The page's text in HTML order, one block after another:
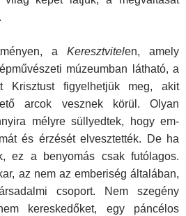
a Keresztvitelen, amely
múzeumban látható, a
Krisztust figyelhetjük meg, akit
arcok vesznek körül. Olyan
mélyre süllyedtek, hogy em­
és érzését elvesztették. De ha
ez a benyomás csak futólagos.
az nem az emberiség általában,
csoport. Nem szegény
kereskedőket, egy páncélos